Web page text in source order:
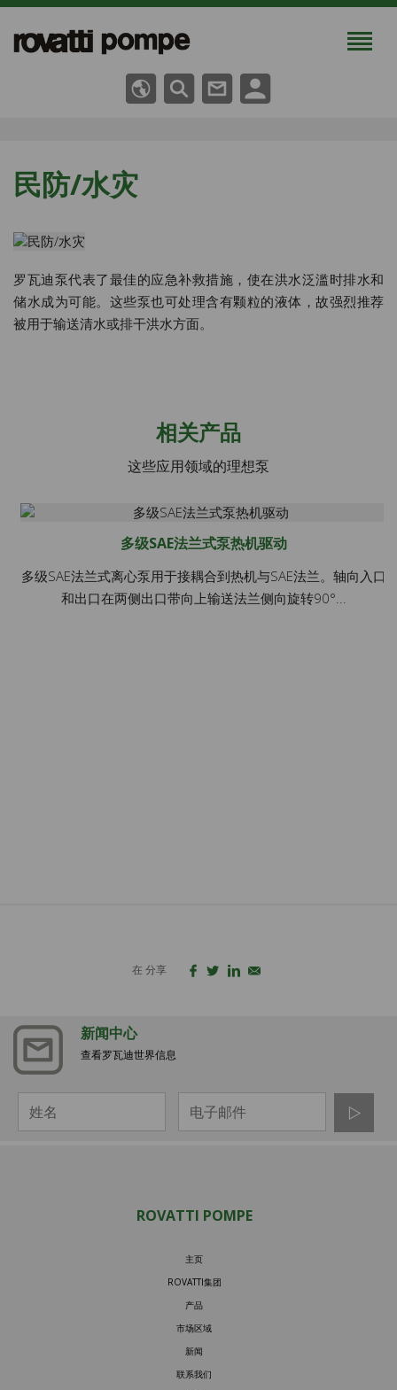
民防/水灾
罗瓦迪泵代表了最佳的应急补救措施，使在洪水泛滥时排水和
储水成为可能。这些泵也可处理含有颗粒的液体，故强烈推荐
被用于输送清水或排干洪水方面。
相关产品
这些应用领域的理想泵
多级SAE法兰式泵热机驱动
多级SAE法兰式离心泵用于接耦合到热机与SAE法兰。轴向入口
和出口在两侧出口带向上输送法兰侧向旋转90°...
在 分享
新闻中心
查看罗瓦迪世界信息
ROVATTI POMPE
主页
ROVATTI集团
产品
市场区域
新闻
联系我们